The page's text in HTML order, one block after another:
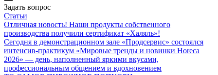
Задать вопрос
Статьи
Отличная новость! Наши продукты собственного
производства получили сертификат «Халяль»!
Сегодня в демонстрационном зале «Продсервис» состоялся
интенсив-практикум «Мировые тренды и новинки Horeca
2026» — день, наполненный яркими вкусами,
профессиональным общением и вдохновением